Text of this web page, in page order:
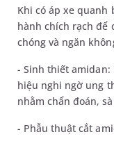
Khi có áp xe quanh
hành chích rạch để
chóng và ngăn
- Sinh thiết amidan:
hiệu nghi ngờ ung
nhằm chẩn đoán,
- Phẫu thuật cắt